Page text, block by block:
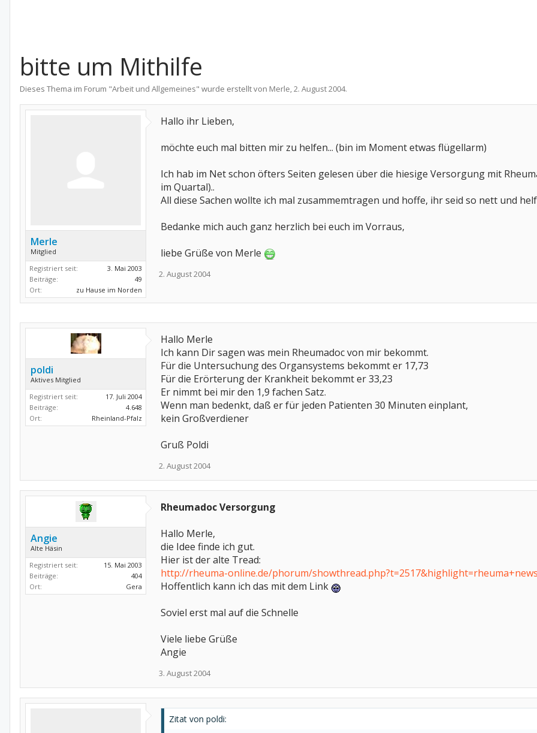
bitte um Mithilfe
Dieses Thema im Forum "Arbeit und Allgemeines" wurde erstellt von Merle,2. August 2004.
Merle
Mitglied
Registriert seit:
3. Mai 2003
Beiträge:
49
Ort:
zu Hause im Norden
Hallo ihr Lieben,
möchte euch mal bitten mir zu helfen... (bin im Moment etwas flügellarm)
Ich hab im Net schon öfters Seiten gelesen über die hiesige Versorgung mit
im Quartal)..
All diese Sachen wollte ich mal zusammemtragen und hoffe, ihr seid so nett und
Bedanke mich auch ganz herzlich bei euch im Vorraus,
liebe Grüße von Merle
2. August 2004
poldi
Aktives Mitglied
Registriert seit:
17. Juli 2004
Beiträge:
4.648
Ort:
Rheinland-Pfalz
Hallo Merle
Ich kann Dir sagen was mein Rheumadoc von mir bekommt.
Für die Untersuchung des Organsystems bekommt er 17,73
Für die Erörterung der Krankheit bekommt er 33,23
Er nimmt bei mir den 1,9 fachen Satz.
Wenn man bedenkt, daß er für jeden Patienten 30 Minuten einplant,
kein Großverdiener
Gruß Poldi
2. August 2004
Angie
Alte Häsin
Registriert seit:
15. Mai 2003
Beiträge:
404
Ort:
Gera
Rheumadoc Versorgung
Hallo Merle,
die Idee finde ich gut.
Hier ist der alte Tread:
http://rheuma-online.de/phorum/
Hoffentlich kann ich das mit dem Link
Soviel erst mal auf die Schnelle
Viele liebe Grüße
Angie
3. August 2004
Zitat von poldi: